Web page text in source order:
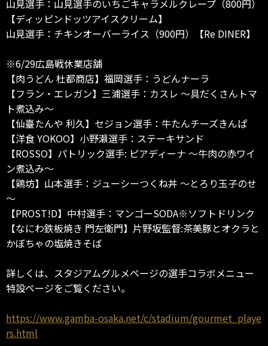
山見選手：山見選手のいちごキャラメルクレープ（800円）
【ディッピンドッツアイスクリーム】
山見選手：チキンオーバーライス（900円）【Re DINER】
※6/29広島戦休業店舗
【肉うどん 杜都商店】福岡選手：うどんナーラ
【フラン・エレガン】三浦選手：カスレ ～具だくさんトマ
ト煮込み～
【仙臺たんや 利久】セジョン選手：牛たんチーズきんぱ
【洋食 YOKOO】小野瀬選手：ステーキサンド
【ROSSO】パトリック選手: ピアディーナ ～牛肉の赤ワイ
ン煮込み～
【鶏坊】山本選手：ジューシーつくね丼 ～とろり玉子のせ
～
【PROST!D】中村選手：マンゴーSODA※ソフトドリンク
【なにわ鉄板焼き 門左衛門】片野坂監督:茶美豚とオクラと
かぼちゃの塩焼きそば
詳しくは、スタジアムグルメページの選手コラボメニュー
特設ページをご覧ください。
https://www.gamba-osaka.net/c/stadium/gourmet_playe
rs.html